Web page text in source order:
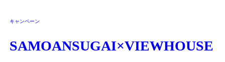
キャンペーン
SAMOANSUGAI×VIEWHOUSE